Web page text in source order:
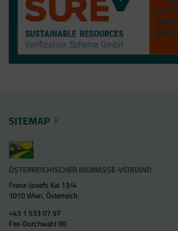
SITEMAP
ÖSTERREICHISCHER BIOMASSE-VERBAND
Franz-Josefs Kai 13/4
1010 Wien, Österreich
+43 1 533 07 97
Fax-Durchwahl 90